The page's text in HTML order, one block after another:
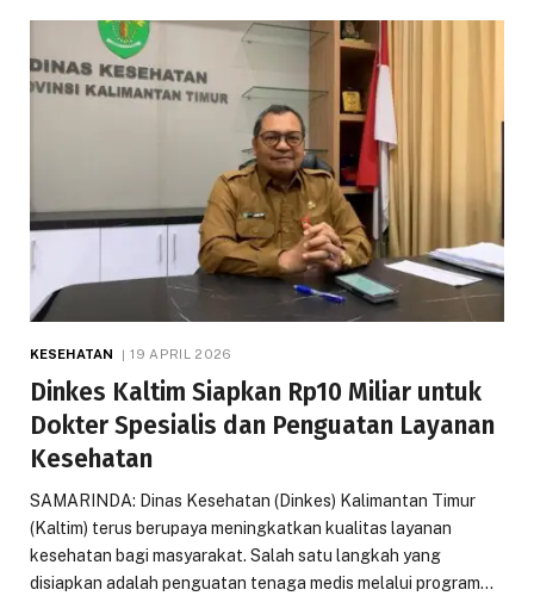
KESEHATAN 19 APRIL 2026
Dinkes Kaltim Siapkan Rp10 Miliar untuk
Dokter Spesialis dan Penguatan Layanan
Kesehatan
SAMARINDA: Dinas Kesehatan (Dinkes) Kalimantan Timur
(Kaltim) terus berupaya meningkatkan kualitas layanan
kesehatan bagi masyarakat. Salah satu langkah yang
disiapkan adalah penguatan tenaga medis melalui program…